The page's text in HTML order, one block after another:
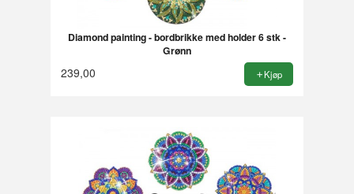
Diamond painting - bordbrikke med holder 6 stk -
Grønn
239,00 Kjøp